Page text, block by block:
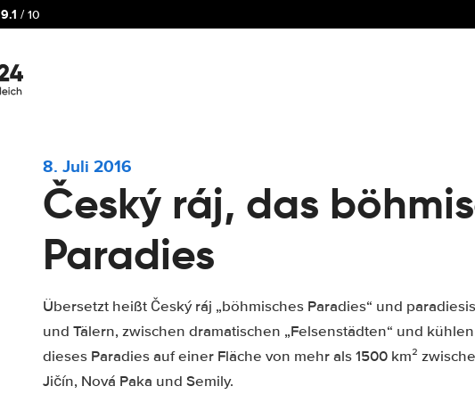
9.1 / 10
8. Juli 2016
Český ráj, das
Paradies
Übersetzt heißt Český ráj „böhmisches Paradies“ und
und Tälern, zwischen dramatischen „Felsenstädten“ und
dieses Paradies auf einer Fläche von mehr als 1500 km²
Jičín, Nová Paka und Semily.